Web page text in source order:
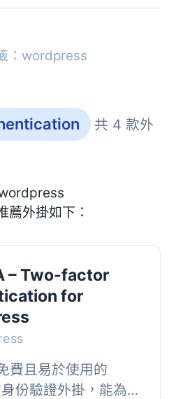
：wordpress
共 4 款外
外掛如下：
– Two-factor
for
費且易於使用的
份驗證外掛，能為您